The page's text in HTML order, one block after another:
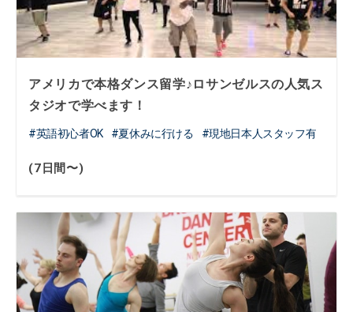
アメリカで本格ダンス留学♪ロサンゼルスの人気ス
タジオで学べます！
英語初心者OK 夏休みに行ける 現地日本人スタッフ有
(7日間〜)